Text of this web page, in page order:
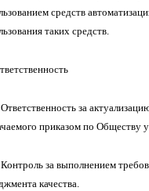
средств
таких средств.
за
приказом по Обществу
за выполнением
качества.